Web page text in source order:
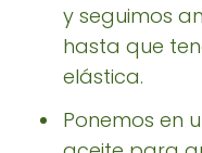
y seguimos
hasta que
elástica.
Ponemos en